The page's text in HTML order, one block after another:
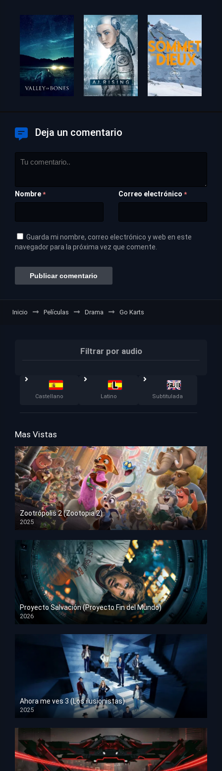
Deja un comentario
Nombre * Correo electrónico *
Guarda mi nombre, correo electrónico y web en este
navegador para la próxima vez que comente.
Inicio Películas Drama Go Karts
Filtrar por audio
Castellano Latino Subtitulada
Mas Vistas
Zootrópolis 2 (Zootopia 2)
2025
HD 1080p
Proyecto Salvación (Proyecto Fin del Mundo)
2026
HD 1080p
Ahora me ves 3 (Los ilusionistas)
2025
HD 1080p